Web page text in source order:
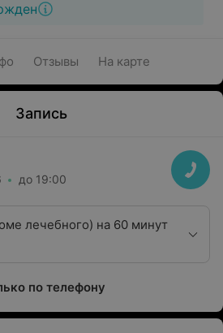
Отзывы На карте
Запись
до 19:00
лечебного) на 60 минут
по телефону